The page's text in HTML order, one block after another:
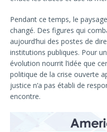
Pendant ce temps, le
changé. Des figures qui
aujourd’hui des postes de
institutions publiques. Pour
évolution nourrit l’idée que
politique de la crise ouverte
justice n’a pas établi de
encontre.